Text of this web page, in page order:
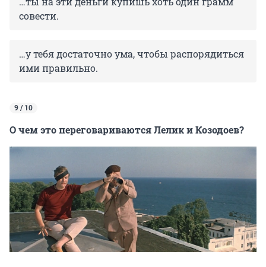
совести.
…у тебя достаточно ума, чтобы распорядиться
ими правильно.
9 / 10
О чем это переговариваются Лелик и Козодоев?